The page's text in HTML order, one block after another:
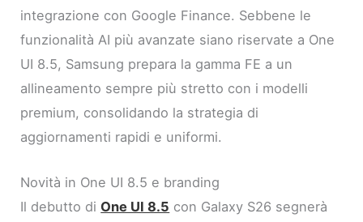
integrazione con Google Finance. Sebbene le
funzionalità AI più avanzate siano riservate a One
UI 8.5, Samsung prepara la gamma FE a un
allineamento sempre più stretto con i modelli
premium, consolidando la strategia di
aggiornamenti rapidi e uniformi.
Novità in One UI 8.5 e branding
Il debutto di One UI 8.5 con Galaxy S26 segnerà